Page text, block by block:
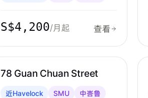
S$4,200/月起 查看
中峇鲁 & 红山
78 Guan Chuan Street
近Havelock SMU 中峇鲁